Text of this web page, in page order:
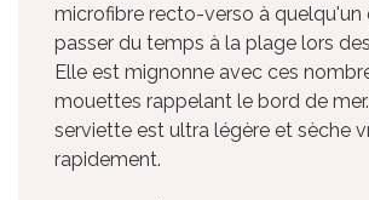
microfibre recto-verso à quelqu'un
passer du temps à la plage lors
Elle est mignonne avec ces
mouettes rappelant le bord de
serviette est ultra légère et sèche
rapidement.